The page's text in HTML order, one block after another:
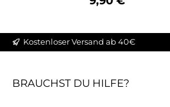
Kostenloser Versand ab 40€
BRAUCHST DU HILFE?